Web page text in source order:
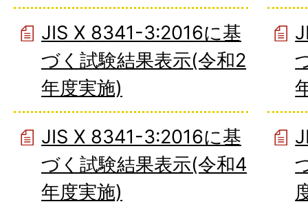
JIS X 8341-3:2016に基
づく試験結果表示(令和2
年度実施)
JIS X 8341-3:2016に基
づく試験結果表示(令和4
年度実施)